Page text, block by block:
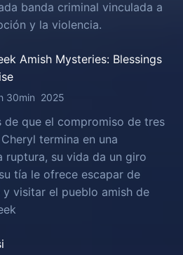
banda criminal vinculada a
y la violencia.
Amish Mysteries: Blessings
30min 2025
de que el compromiso de tres
termina en una
ruptura, su vida da un giro
tía le ofrece escapar de
y visitar el pueblo amish de